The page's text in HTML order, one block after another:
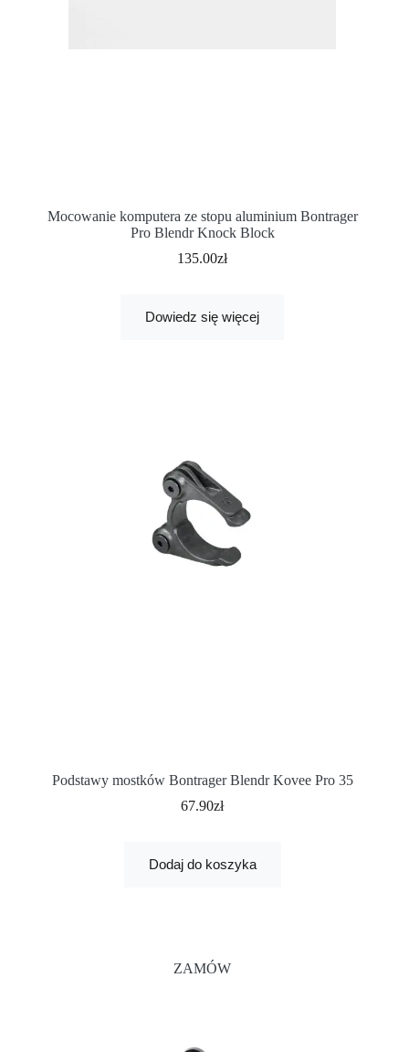
Mocowanie komputera ze stopu aluminium Bontrager
Pro Blendr Knock Block
135.00zł
Dowiedz się więcej
Podstawy mostków Bontrager Blendr Kovee Pro 35
67.90zł
Dodaj do koszyka
ZAMÓW